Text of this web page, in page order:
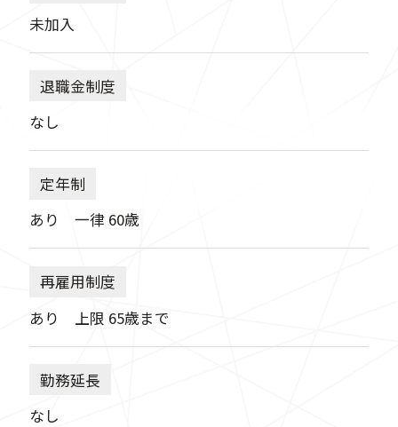
未加入
退職金制度
なし
定年制
あり 一律 60歳
再雇用制度
あり 上限 65歳まで
勤務延長
なし